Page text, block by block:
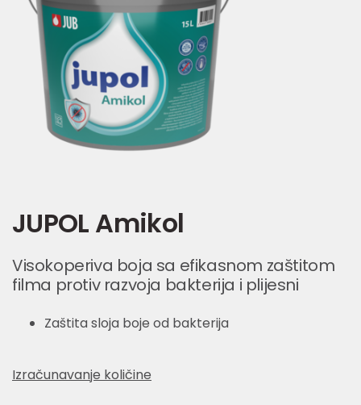
JUPOL Amikol
Visokoperiva boja sa efikasnom zaštitom
filma protiv razvoja bakterija i plijesni
Zaštita sloja boje od bakterija
Izračunavanje količine